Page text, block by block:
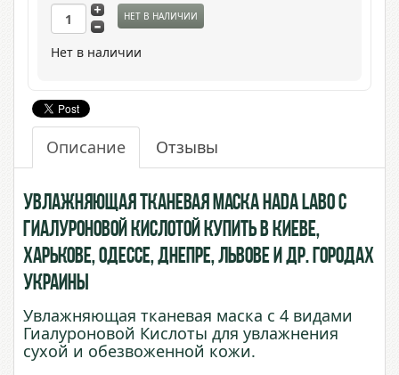
НЕТ В НАЛИЧИИ
Нет в наличии
Описание Отзывы
Увлажняющая тканевая маска Hada Labo с
Гиалуроновой Кислотой купить в Киеве,
Харькове, Одессе, Днепре, Львове и др. городах
Украины
Увлажняющая тканевая маска с 4 видами
Гиалуроновой Кислоты для увлажнения
сухой и обезвоженной кожи.